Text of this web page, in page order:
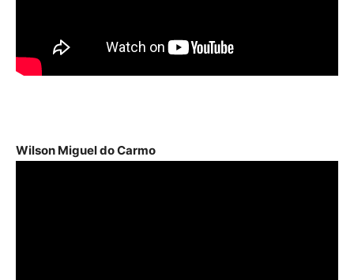
Wilson Miguel do Carmo